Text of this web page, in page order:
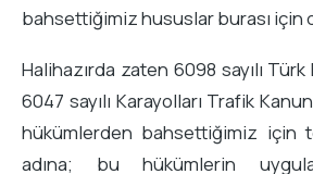
bahsettiğimiz hususlar burası için
Halihazırda zaten 6098 sayılı
6047 sayılı Karayolları Trafik
hükümlerden bahsettiğimiz için
adına; bu hükümlerin